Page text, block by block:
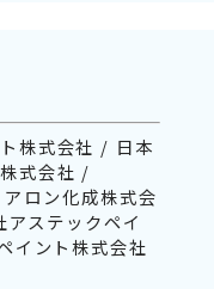
株式会社 / 日本
式会社 /
ン化成株式会
ステックペイ
イント株式会社